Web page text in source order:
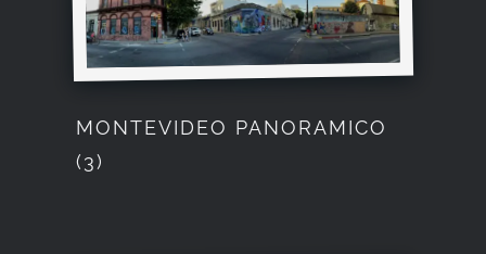
MONTEVIDEO PANORAMICO
(3)